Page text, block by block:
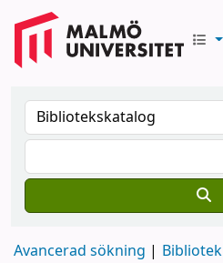
Avancerad sökning Bibliotek